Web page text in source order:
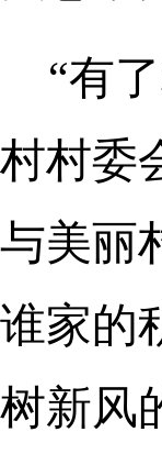
“有
村村委
与美丽
谁家的
树新风